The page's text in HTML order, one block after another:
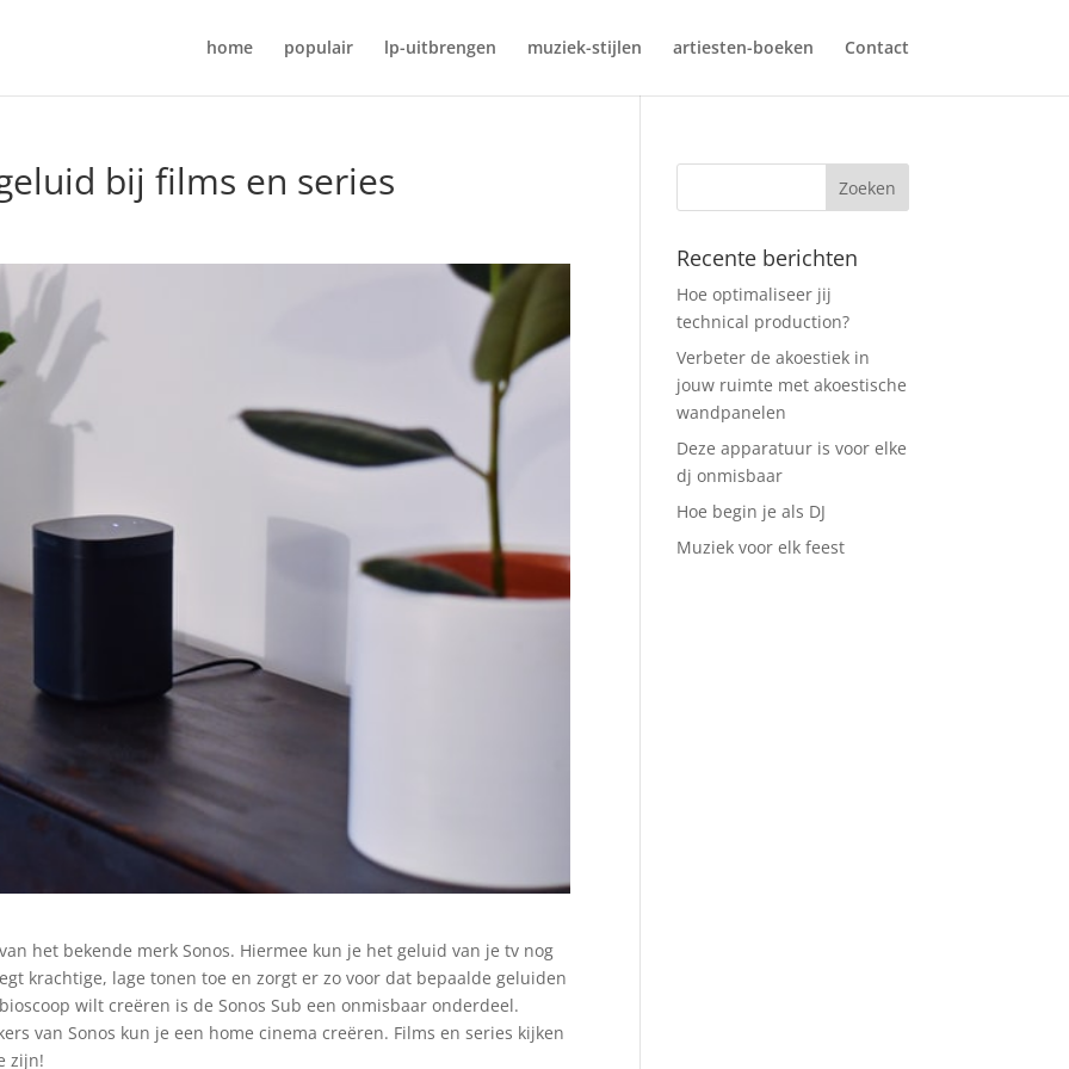
home populair lp-uitbrengen muziek-stijlen artiesten-boeken Contact
bij films en series
het bekende merk Sonos. Hiermee kun je het geluid van je tv nog
krachtige, lage tonen toe en zorgt er zo voor dat bepaalde geluiden
wilt creëren is de Sonos Sub een onmisbaar onderdeel.
van Sonos kun je een home cinema creëren. Films en series kijken
zijn!
Recente berichten
Hoe optimaliseer jij
technical production?
Verbeter de akoestiek in
jouw ruimte met akoestische
wandpanelen
Deze apparatuur is voor elke
dj onmisbaar
Hoe begin je als DJ
Muziek voor elk feest